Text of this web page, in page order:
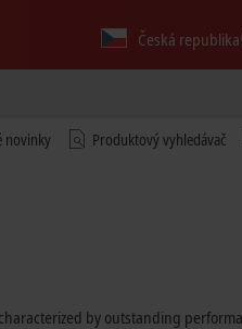
Česká republika
novinky Produktový vyhledávač
by outstanding